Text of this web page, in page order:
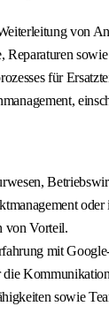
von
Reparaturen
für
von Vorteil.
mit
sowie